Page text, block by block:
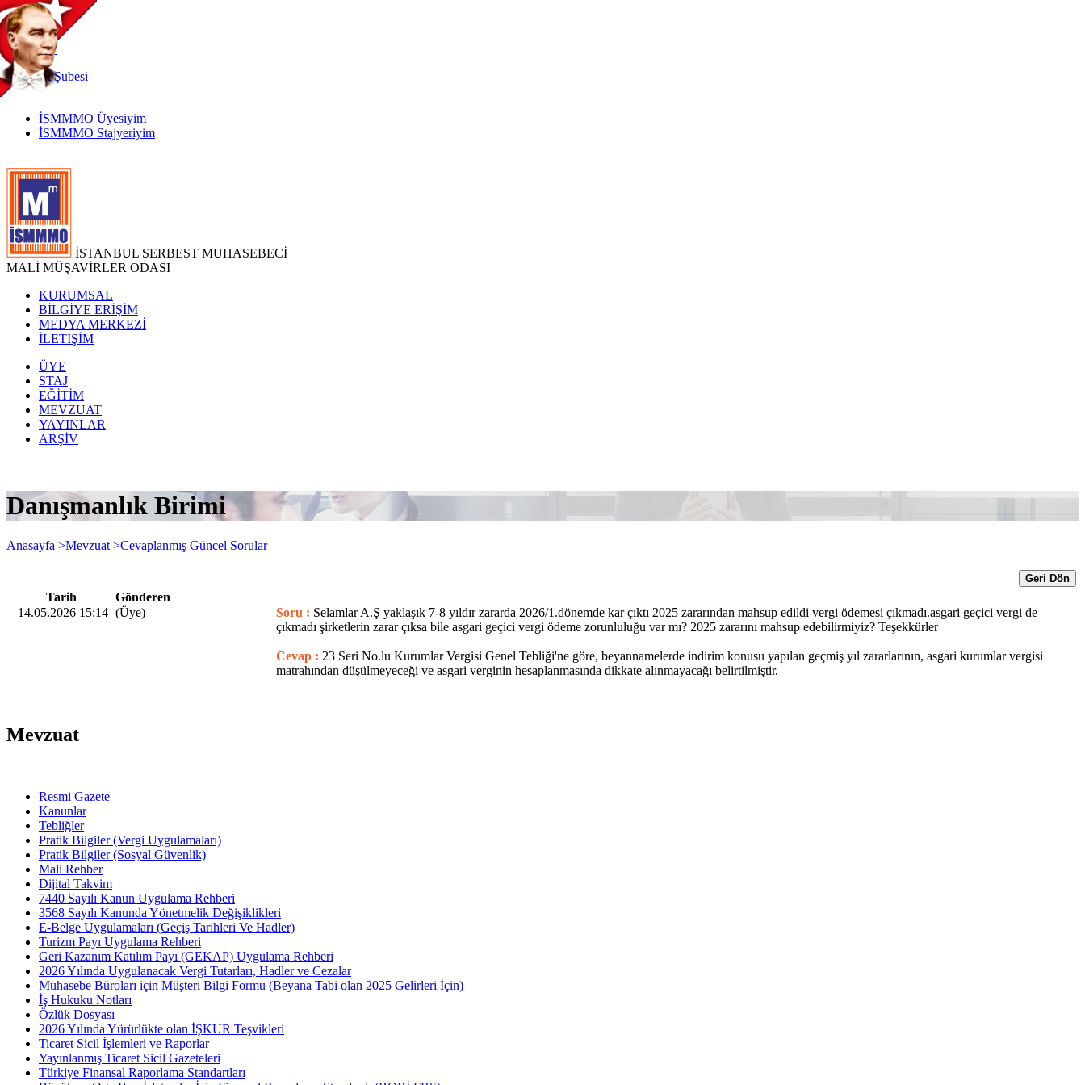
TR
|
EN
İnternetŞubesi
İSMMMO Üyesiyim
İSMMMO Stajyeriyim
İSTANBUL SERBEST MUHASEBECİ
MALİ MÜŞAVİRLER ODASI
KURUMSAL
BİLGİYE ERİŞİM
MEDYA MERKEZİ
İLETİŞİM
ÜYE
STAJ
EĞİTİM
MEVZUAT
YAYINLAR
ARŞİV
Danışmanlık Birimi
Anasayfa >Mevzuat >Cevaplanmış Güncel Sorular
Geri Dön
Tarih
Gönderen
14.05.2026 15:14 (Üye) Soru : Selamlar A.Ş yaklaşık 7-8 yıldır zararda 2026/1.dönemde kar çıktı 2025 zararından mahsup edildi vergi ödemesi çıkmadı.asgari geçici vergi de
çıkmadı şirketlerin zarar çıksa bile asgari geçici vergi ödeme zorunluluğu var mı? 2025 zararını mahsup edebilirmiyiz? Teşekkürler
Cevap : 23 Seri No.lu Kurumlar Vergisi Genel Tebliği'ne göre, beyannamelerde indirim konusu yapılan geçmiş yıl zararlarının, asgari kurumlar vergisi
matrahından düşülmeyeceği ve asgari verginin hesaplanmasında dikkate alınmayacağı belirtilmiştir.
Mevzuat
Resmi Gazete
Kanunlar
Tebliğler
Pratik Bilgiler (Vergi Uygulamaları)
Pratik Bilgiler (Sosyal Güvenlik)
Mali Rehber
Dijital Takvim
7440 Sayılı Kanun Uygulama Rehberi
3568 Sayılı Kanunda Yönetmelik Değişiklikleri
E-Belge Uygulamaları (Geçiş Tarihleri Ve Hadler)
Turizm Payı Uygulama Rehberi
Geri Kazanım Katılım Payı (GEKAP) Uygulama Rehberi
2026 Yılında Uygulanacak Vergi Tutarları, Hadler ve Cezalar
Muhasebe Büroları için Müşteri Bilgi Formu (Beyana Tabi olan 2025 Gelirleri İçin)
İş Hukuku Notları
Özlük Dosyası
2026 Yılında Yürürlükte olan İŞKUR Teşvikleri
Ticaret Sicil İşlemleri ve Raporlar
Yayınlanmış Ticaret Sicil Gazeteleri
Türkiye Finansal Raporlama Standartları